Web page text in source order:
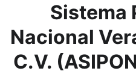
Sistema
Nacional
C.V.